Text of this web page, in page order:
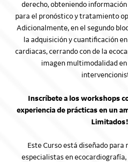
derecho, obteniendo
para el pronóstico y tratamiento
Adicionalmente, en el segundo
la adquisición y cuantificación
cardiacas, cerrando con de la
imagen multimodalidad
Inscríbete a los workshops
experiencia de prácticas en un
Limitados!
Este Curso está diseñado para
especialistas en